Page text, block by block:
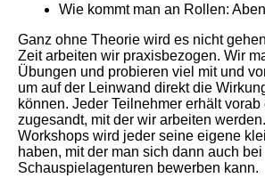
Wie kommt man an Rollen:
Ganz ohne Theorie wird es nicht
Zeit arbeiten wir praxisbezogen. Wir
Übungen und probieren viel mit und
um auf der Leinwand direkt die
können. Jeder Teilnehmer erhält
zugesandt, mit der wir arbeiten
Workshops wird jeder seine eigene
haben, mit der man sich dann auch bei
Schauspielagenturen bewerben kann.